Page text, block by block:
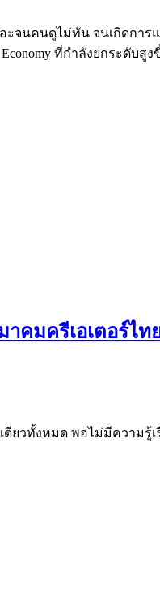
ะจนคนดูไม่ทัน จนเกิดกา
ที่กำลังยกระดับสูง
มครีเอเตอร์ไทย
ยวทั้งหมด พอไม่มีความรู้